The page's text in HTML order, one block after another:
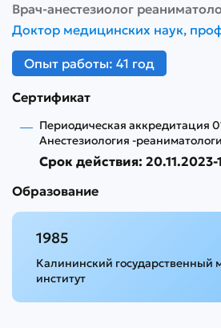
Врач-анестезиолог
Доктор медицинских наук,
Опыт работы: 41 год
Сертификат
Периодическая аккредитация
Анестезиология -
Срок действия: 20.11.2023-
Образование
1985
Калининский государственный
институт